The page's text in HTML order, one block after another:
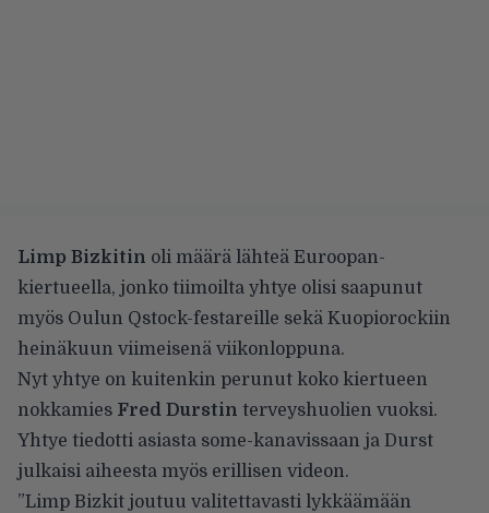
Limp Bizkitin oli määrä lähteä Euroopan-
kiertueella, jonko tiimoilta yhtye olisi saapunut
myös Oulun Qstock-festareille sekä Kuopiorockiin
heinäkuun viimeisenä viikonloppuna.
Nyt yhtye on kuitenkin perunut koko kiertueen
nokkamies Fred Durstin terveyshuolien vuoksi.
Yhtye tiedotti asiasta some-kanavissaan ja Durst
julkaisi aiheesta myös erillisen videon.
”Limp Bizkit joutuu valitettavasti lykkäämään